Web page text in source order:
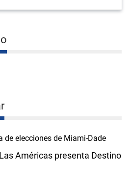
Américas presenta Destino